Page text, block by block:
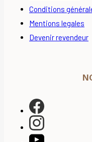
Conditions
Mentions legales
Devenir revendeur